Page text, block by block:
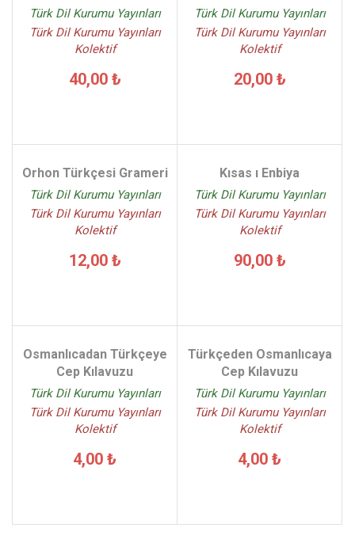
Türk Dil Kurumu Yayınları
Türk Dil Kurumu Yayınları
Kolektif
40,00 ₺
Türk Dil Kurumu Yayınları
Türk Dil Kurumu Yayınları
Kolektif
20,00 ₺
Orhon Türkçesi Grameri
Türk Dil Kurumu Yayınları
Türk Dil Kurumu Yayınları
Kolektif
12,00 ₺
Kısas ı Enbiya
Türk Dil Kurumu Yayınları
Türk Dil Kurumu Yayınları
Kolektif
90,00 ₺
Osmanlıcadan Türkçeye
Cep Kılavuzu
Türk Dil Kurumu Yayınları
Türk Dil Kurumu Yayınları
Kolektif
4,00 ₺
Türkçeden Osmanlıcaya
Cep Kılavuzu
Türk Dil Kurumu Yayınları
Türk Dil Kurumu Yayınları
Kolektif
4,00 ₺